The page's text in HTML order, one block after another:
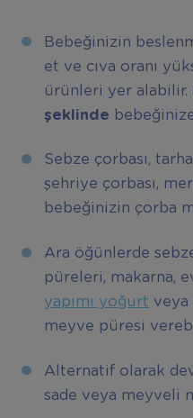
Bebeğinizin
et ve cıva oranı
ürünleri yer alabilir.
şeklinde
Sebze çorbası,
şehriye çorbası,
bebeğinizin çorba
Ara öğünlerde
püreleri, makarna,
yapımı yoğurt veya
meyve püresi
Alternatif olarak
sade veya meyveli